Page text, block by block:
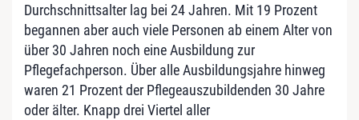
Durchschnittsalter lag bei 24 Jahren. Mit 19 Prozent
begannen aber auch viele Personen ab einem Alter von
über 30 Jahren noch eine Ausbildung zur
Pflegefachperson. Über alle Ausbildungsjahre hinweg
waren 21 Prozent der Pflegeauszubildenden 30 Jahre
oder älter. Knapp drei Viertel aller